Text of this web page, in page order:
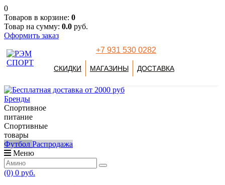
0
Товаров в корзине: 0
Товар на сумму: 0.0 руб.
Оформить заказ
+7 931 530 0282
СКИДКИ МАГАЗИНЫ ДОСТАВКА
Бренды
Спортивное
питание
Спортивные
товары
Футбол Распродажа
Меню
(0) 0 руб.